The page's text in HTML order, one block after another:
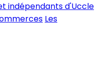
indépendants d'Uccle
Les